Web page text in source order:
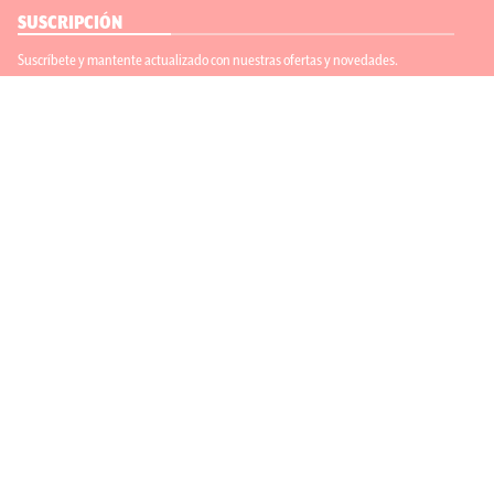
SUSCRIPCIÓN
Suscríbete y mantente actualizado con nuestras ofertas y novedades.